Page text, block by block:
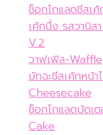
ช็อกโกแลตชีสเ
เค้กนึ่ง รสวานิ
V.2
วาฟเฟิล-Waffle
มัทฉะชีสเค้กหน้
Cheesecake
ช็อกโกแลตบัตเ
Cake